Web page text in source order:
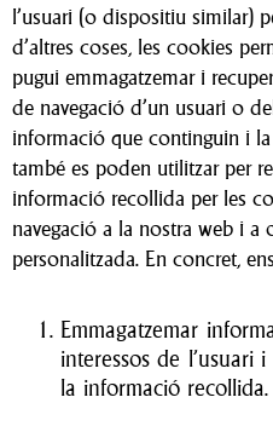
l’usuari (o dispositiu similar)
d’altres coses, les cookies
pugui emmagatzemar i
de navegació d’un usuari o
informació que continguin i la
també es poden utilitzar per
informació recollida per les
navegació a la nostra web i a
personalitzada. En concret,
Emmagatzemar
interessos de l’usuari
la informació recollida.